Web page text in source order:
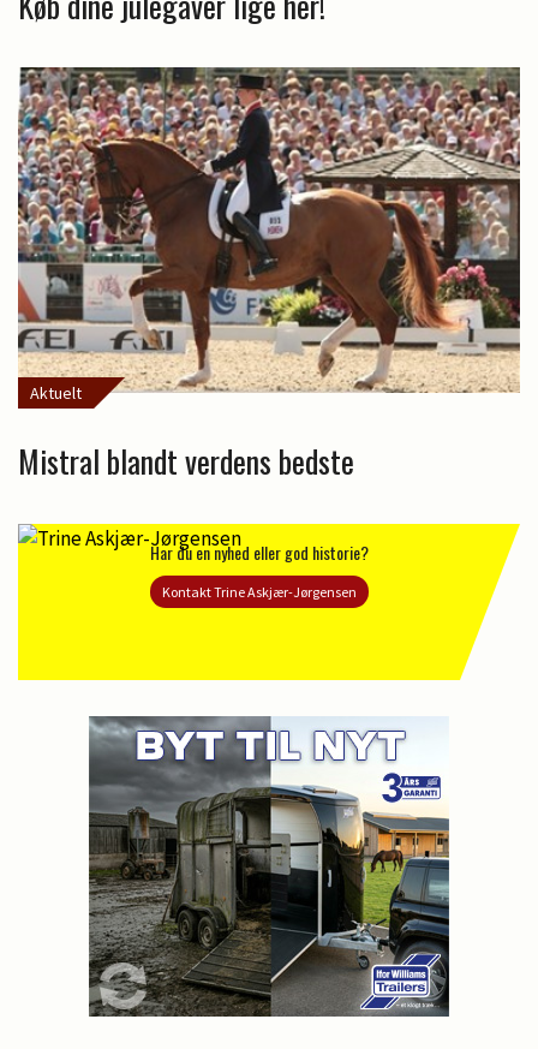
Aktuelt
Mistral blandt verdens bedste
Har du en nyhed eller god historie?
Kontakt Trine Askjær-Jørgensen